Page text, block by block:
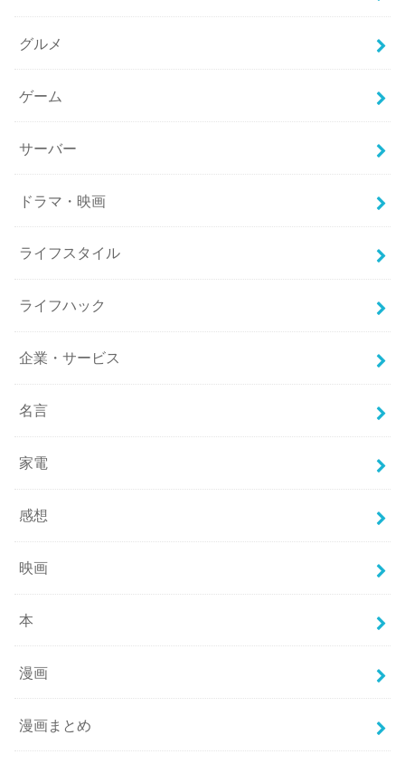
グルメ
ゲーム
サーバー
ドラマ・映画
ライフスタイル
ライフハック
企業・サービス
名言
家電
感想
映画
本
漫画
漫画まとめ